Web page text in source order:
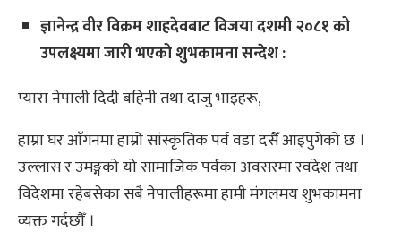
ज्ञानेन्द्र वीर विक्रम शाहदेवबाट विजया दशमी २०८१ को
उपलक्ष्यमा जारी भएको शुभकामना सन्देश :
प्यारा नेपाली दिदी बहिनी तथा दाजु भाइहरू,
हाम्रा घर आँगनमा हाम्रो सांस्कृतिक पर्व वडा दसैँ आइपुगेको छ ।
उल्लास र उमङ्गको यो सामाजिक पर्वका अवसरमा स्वदेश तथा
विदेशमा रहेबसेका सबै नेपालीहरूमा हामी मंगलमय शुभकामना
व्यक्त गर्दछौँ ।